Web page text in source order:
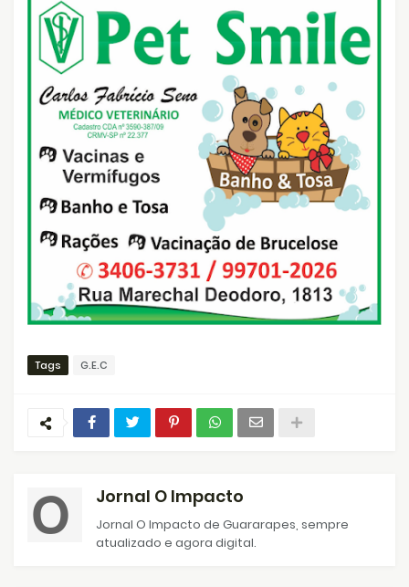
Tags G.E.C
Jornal O Impacto
Jornal O Impacto de Guararapes, sempre
atualizado e agora digital.